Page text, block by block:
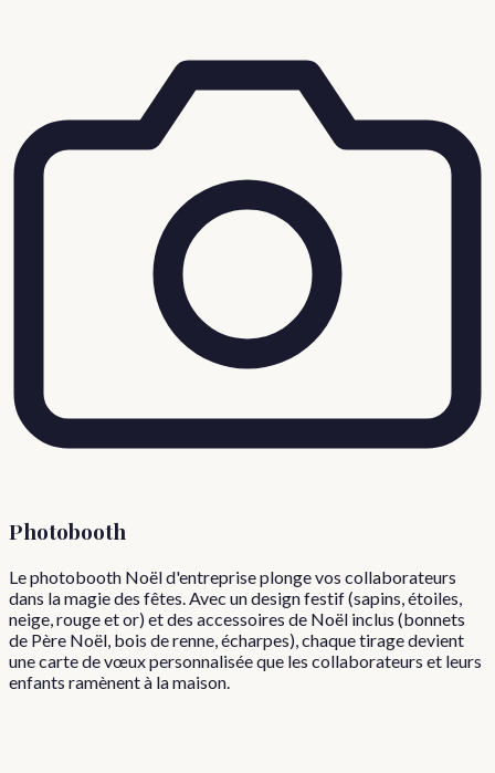
Photobooth
Le photobooth Noël d'entreprise plonge vos collaborateurs
dans la magie des fêtes. Avec un design festif (sapins, étoiles,
neige, rouge et or) et des accessoires de Noël inclus (bonnets
de Père Noël, bois de renne, écharpes), chaque tirage devient
une carte de vœux personnalisée que les collaborateurs et leurs
enfants ramènent à la maison.